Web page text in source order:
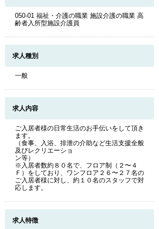
050-01 福祉・介護の職業 施設介護の職業 高
齢者入所型施設介護員
求人種別
一般
求人内容
ご入居者様の日常生活のお手伝いをして頂き
ます。
（食事、入浴、排泄の介助など生活支援全般
及びレクリエーショ
ン等）
※入居者数約８０名で、フロア制（２〜４
Ｆ）をしており、ワンフロア２６〜２７名の
ご入居者様に対し、約１０名のスタッフで対
応します。
求人特徴